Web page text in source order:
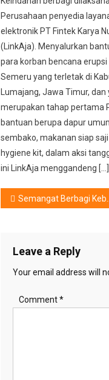
Perusahaan penyedia
elektronik PT Fintek Karya
(LinkAja). Menyalurkan
para korban bencana erupsi
Semeru yang terletak di
Lumajang, Jawa Timur, dan
merupakan tahap pertama
bantuan berupa dapur
sembako, makanan siap
hygiene kit, dalam aksi
ini LinkAja menggandeng […]
Post
Semangat Berbagi Kebaikan, Teh Celup Sosro Hadirkan 27.000 Hidangan di 83 Masjid
Leave a Reply
Your email address will
Comment*